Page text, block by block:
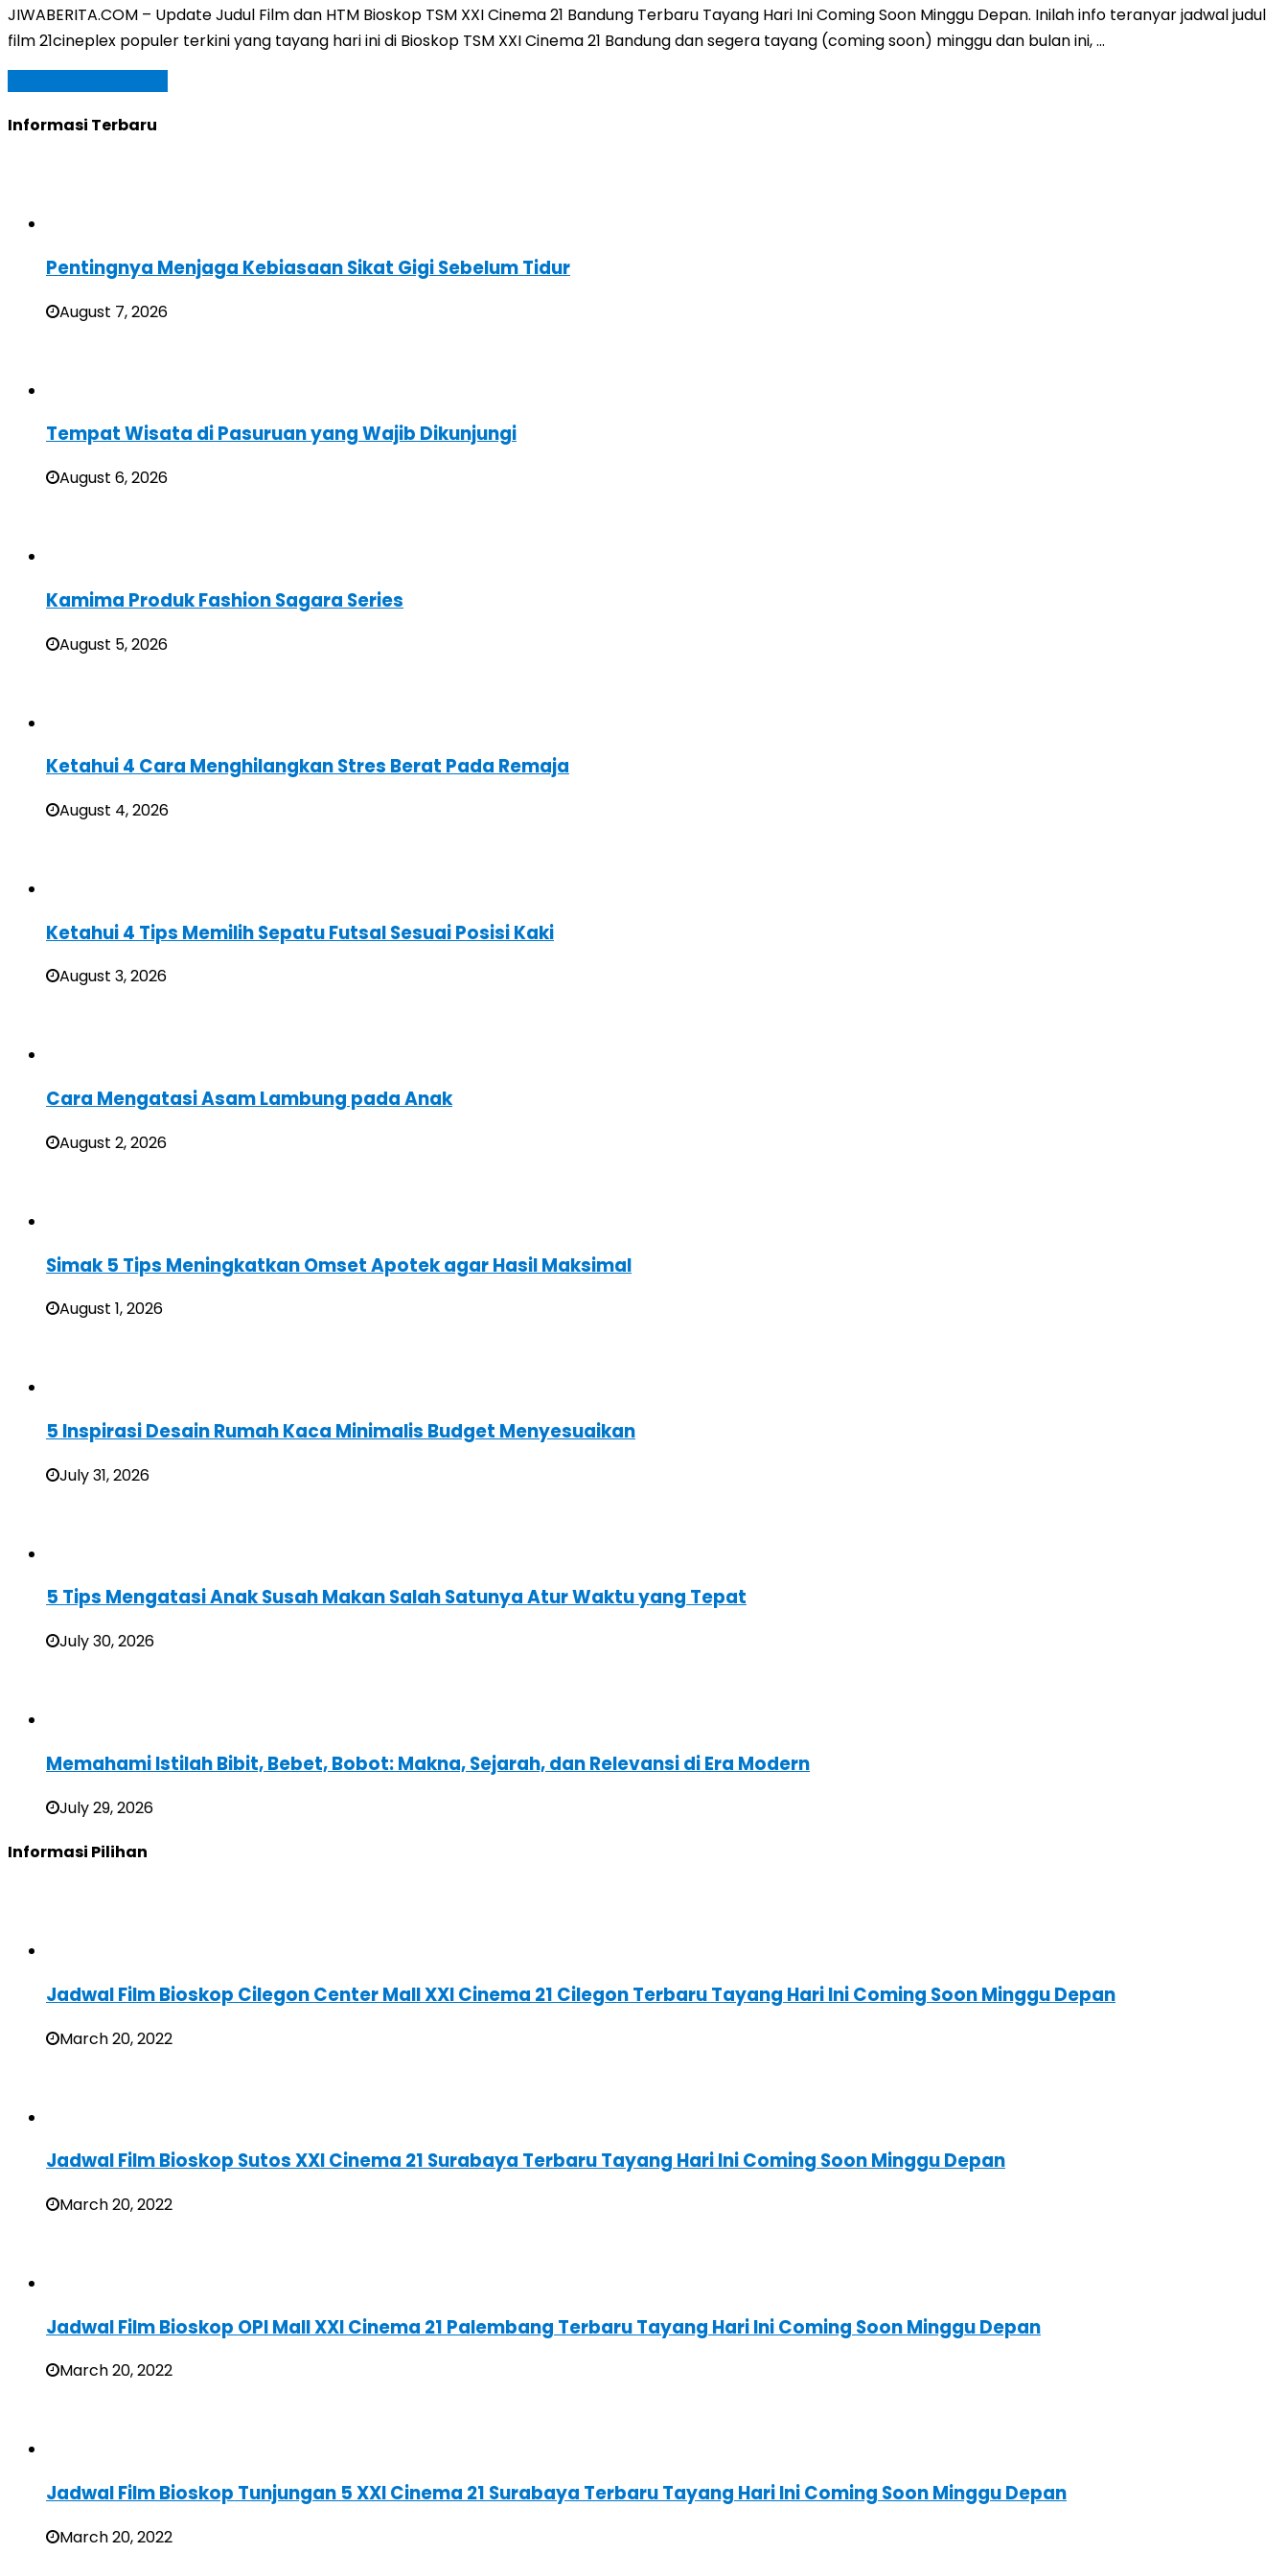
JIWABERITA.COM – Update Judul Film dan HTM Bioskop TSM XXI Cinema 21 Bandung Terbaru Tayang Hari Ini Coming Soon Minggu Depan. Inilah info teranyar jadwal judul
film 21cineplex populer terkini yang tayang hari ini di Bioskop TSM XXI Cinema 21 Bandung dan segera tayang (coming soon) minggu dan bulan ini, …
Informasi Terbaru
Pentingnya Menjaga Kebiasaan Sikat Gigi Sebelum Tidur
August 7, 2026
Tempat Wisata di Pasuruan yang Wajib Dikunjungi
August 6, 2026
Kamima Produk Fashion Sagara Series
August 5, 2026
Ketahui 4 Cara Menghilangkan Stres Berat Pada Remaja
August 4, 2026
Ketahui 4 Tips Memilih Sepatu Futsal Sesuai Posisi Kaki
August 3, 2026
Cara Mengatasi Asam Lambung pada Anak
August 2, 2026
Simak 5 Tips Meningkatkan Omset Apotek agar Hasil Maksimal
August 1, 2026
5 Inspirasi Desain Rumah Kaca Minimalis Budget Menyesuaikan
July 31, 2026
5 Tips Mengatasi Anak Susah Makan Salah Satunya Atur Waktu yang Tepat
July 30, 2026
Memahami Istilah Bibit, Bebet, Bobot: Makna, Sejarah, dan Relevansi di Era Modern
July 29, 2026
Informasi Pilihan
Jadwal Film Bioskop Cilegon Center Mall XXI Cinema 21 Cilegon Terbaru Tayang Hari Ini Coming Soon Minggu Depan
March 20, 2022
Jadwal Film Bioskop Sutos XXI Cinema 21 Surabaya Terbaru Tayang Hari Ini Coming Soon Minggu Depan
March 20, 2022
Jadwal Film Bioskop OPI Mall XXI Cinema 21 Palembang Terbaru Tayang Hari Ini Coming Soon Minggu Depan
March 20, 2022
Jadwal Film Bioskop Tunjungan 5 XXI Cinema 21 Surabaya Terbaru Tayang Hari Ini Coming Soon Minggu Depan
March 20, 2022